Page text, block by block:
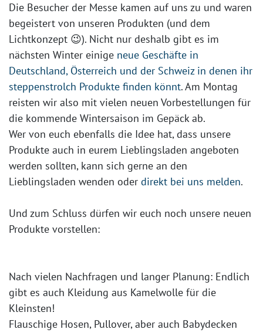
Die Besucher der Messe kamen auf uns zu und waren
begeistert von unseren Produkten (und dem
Lichtkonzept 😉). Nicht nur deshalb gibt es im
nächsten Winter einige neue Geschäfte in
Deutschland, Österreich und der Schweiz in denen ihr
steppenstrolch Produkte finden könnt. Am Montag
reisten wir also mit vielen neuen Vorbestellungen für
die kommende Wintersaison im Gepäck ab.
Wer von euch ebenfalls die Idee hat, dass unsere
Produkte auch in eurem Lieblingsladen angeboten
werden sollten, kann sich gerne an den
Lieblingsladen wenden oder direkt bei uns melden.
Und zum Schluss dürfen wir euch noch unsere neuen
Produkte vorstellen:
Nach vielen Nachfragen und langer Planung: Endlich
gibt es auch Kleidung aus Kamelwolle für die
Kleinsten!
Flauschige Hosen, Pullover, aber auch Babydecken